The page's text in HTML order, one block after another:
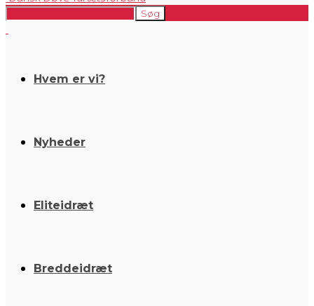
Hvem er vi?
Nyheder
Eliteidræt
Breddeidræt